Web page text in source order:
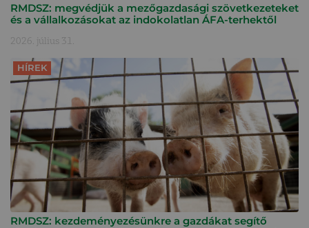
RMDSZ: megvédjük a mezőgazdasági szövetkezeteket
és a vállalkozásokat az indokolatlan ÁFA-terhektől
2026. július 31.
HÍREK
RMDSZ: kezdeményezésünkre a gazdákat segítő